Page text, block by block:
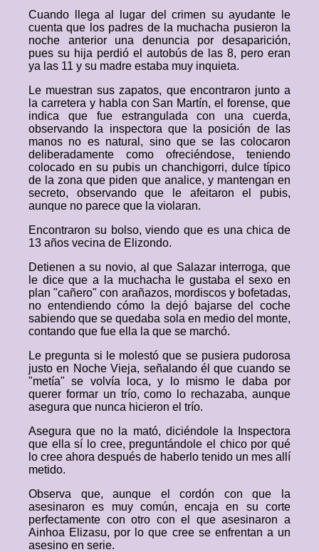
Cuando llega al lugar del crimen su ayudante le
cuenta que los padres de la muchacha pusieron la
noche anterior una denuncia por desaparición,
pues su hija perdió el autobús de las 8, pero eran
ya las 11 y su madre estaba muy inquieta.
Le muestran sus zapatos, que encontraron junto a
la carretera y habla con San Martín, el forense, que
indica que fue estrangulada con una cuerda,
observando la inspectora que la posición de las
manos no es natural, sino que se las colocaron
deliberadamente como ofreciéndose, teniendo
colocado en su pubis un chanchigorri, dulce típico
de la zona que piden que analice, y mantengan en
secreto, observando que le afeitaron el pubis,
aunque no parece que la violaran.
Encontraron su bolso, viendo que es una chica de
13 años vecina de Elizondo.
Detienen a su novio, al que Salazar interroga, que
le dice que a la muchacha le gustaba el sexo en
plan "cañero" con arañazos, mordiscos y bofetadas,
no entendiendo cómo la dejó bajarse del coche
sabiendo que se quedaba sola en medio del monte,
contando que fue ella la que se marchó.
Le pregunta si le molestó que se pusiera pudorosa
justo en Noche Vieja, señalando él que cuando se
"metía" se volvía loca, y lo mismo le daba por
querer formar un trío, como lo rechazaba, aunque
asegura que nunca hicieron el trío.
Asegura que no la mató, diciéndole la Inspectora
que ella sí lo cree, preguntándole el chico por qué
lo cree ahora después de haberlo tenido un mes allí
metido.
Observa que, aunque el cordón con que la
asesinaron es muy común, encaja en su corte
perfectamente con otro con el que asesinaron a
Ainhoa Elizasu, por lo que cree se enfrentan a un
asesino en serie.